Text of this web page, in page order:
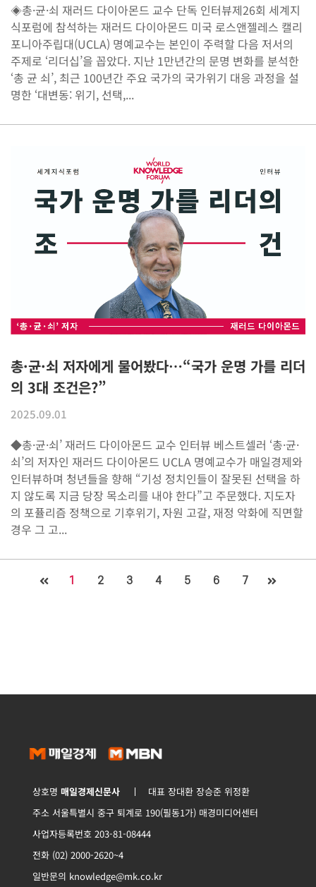
◈총·균·쇠 재러드 다이아몬드 교수 단독 인터뷰제26회 세계지
식포럼에 참석하는 재러드 다이아몬드 미국 로스앤젤레스 캘리
포니아주립대(UCLA) 명예교수는 본인이 주력할 다음 저서의
주제로 ‘리더십’을 꼽았다. 지난 1만년간의 문명 변화를 분석한
‘총 균 쇠’, 최근 100년간 주요 국가의 국가위기 대응 과정을 설
명한 ‘대변동: 위기, 선택,...
총·균·쇠 저자에게 물어봤다…“국가 운명 가를 리더
의 3대 조건은?”
2025.09.01
◆총·균·쇠’ 재러드 다이아몬드 교수 인터뷰 베스트셀러 ‘총·균·
쇠’의 저자인 재러드 다이아몬드 UCLA 명예교수가 매일경제와
인터뷰하며 청년들을 향해 “기성 정치인들이 잘못된 선택을 하
지 않도록 지금 당장 목소리를 내야 한다”고 주문했다. 지도자
의 포퓰리즘 정책으로 기후위기, 자원 고갈, 재정 악화에 직면할
경우 그 고...
1 2 3 4 5 6 7
상호명매일경제신문사
대표 장대환 장승준 위정환
주소 서울특별시 중구 퇴계로 190(필동1가) 매경미디어센터
사업자등록번호 203-81-08444
전화 (02) 2000-2620~4
일반문의 knowledge@mk.co.kr